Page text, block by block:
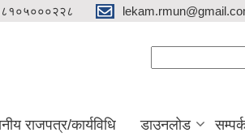
राजपत्र/कार्यविधि डाउनलोड